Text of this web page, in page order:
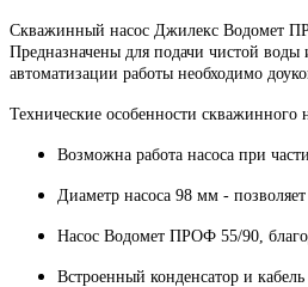
Скважинный насос Джилекс Водомет
Предназначены для подачи чистой
автоматизации работы необходимо
Технические особенности
Возможна работа насоса при
Диаметр насоса 98 мм -
Насос Водомет ПРОФ 55/90,
Встроенный конденсатор и